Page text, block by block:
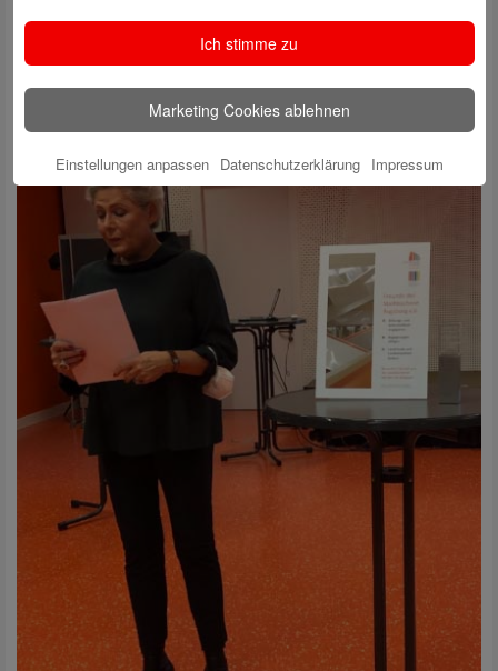
Informationen zum Förderverein „Freunde der Stadtbücherei e. V.“
finden Sie hier: Freunde der Stadtbücherei Augsburg e.V. (
stadtbuecherei-augsburg.de)
Ich stimme zu
Marketing Cookies ablehnen
Einstellungen anpassen Datenschutzerklärung Impressum